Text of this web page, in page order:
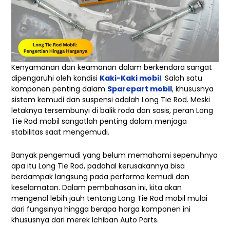
Kenyamanan dan keamanan dalam berkendara sangat
dipengaruhi oleh kondisi Kaki-Kaki mobil. Salah satu
komponen penting dalam Sparepart mobil, khususnya
sistem kemudi dan suspensi adalah Long Tie Rod. Meski
letaknya tersembunyi di balik roda dan sasis, peran Long
Tie Rod mobil sangatlah penting dalam menjaga
stabilitas saat mengemudi.
Banyak pengemudi yang belum memahami sepenuhnya
apa itu Long Tie Rod, padahal kerusakannya bisa
berdampak langsung pada performa kemudi dan
keselamatan. Dalam pembahasan ini, kita akan
mengenal lebih jauh tentang Long Tie Rod mobil mulai
dari fungsinya hingga berapa harga komponen ini
khususnya dari merek Ichiban Auto Parts.